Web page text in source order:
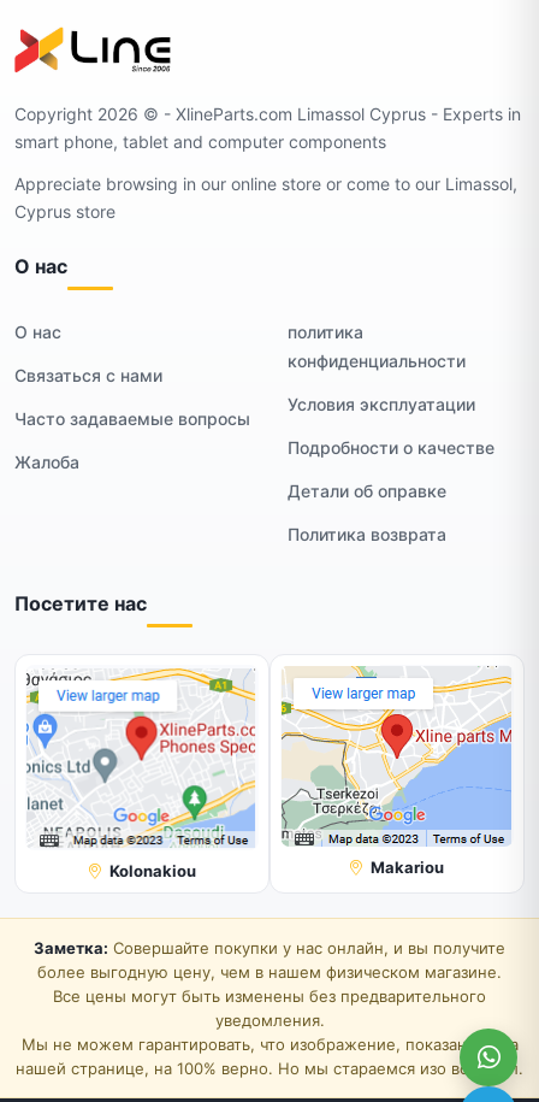
Copyright 2026 ©️ - XlineParts.com Limassol Cyprus - Experts in
smart phone, tablet and computer components
Appreciate browsing in our online store or come to our Limassol,
Cyprus store
О нас
О нас
Связаться с нами
Часто задаваемые вопросы
Жалоба
политика
конфиденциальности
Условия эксплуатации
Подробности о качестве
Детали об оправке
Политика возврата
Посетите нас
Kolonakiou Makariou
Заметка: Совершайте покупки у нас онлайн, и вы получите
более выгодную цену, чем в нашем физическом магазине.
Все цены могут быть изменены без предварительного
уведомления.
Мы не можем гарантировать, что изображение, показанное на
нашей странице, на 100% верно. Но мы стараемся изо всех сил.